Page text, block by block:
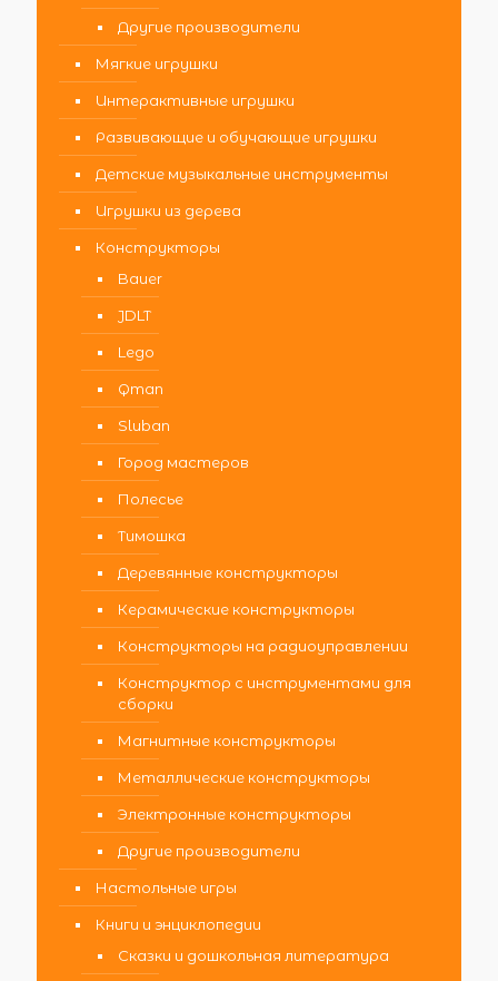
Другие производители
Мягкие игрушки
Интерактивные игрушки
Развивающие и обучающие игрушки
Детские музыкальные инструменты
Игрушки из дерева
Конструкторы
Bauer
JDLT
Lego
Qman
Sluban
Город мастеров
Полесье
Тимошка
Деревянные конструкторы
Керамические конструкторы
Конструкторы на радиоуправлении
Конструктор с инструментами для
сборки
Магнитные конструкторы
Металлические конструкторы
Электронные конструкторы
Другие производители
Настольные игры
Книги и энциклопедии
Сказки и дошкольная литература